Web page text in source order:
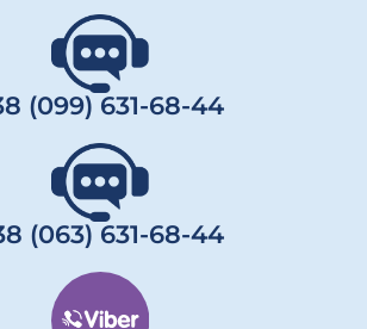
(099) 631-68-44
(063) 631-68-44